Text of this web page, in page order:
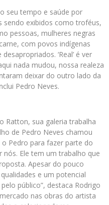
seu tempo e saúde por
sendo exibidos como troféus,
pessoas, mulheres negras
com povos indígenas
‘Real’ é ver
nada mudou, nossa realeza
deixar do outro lado da
Pedro Neves.
Ratton, sua galeria trabalha
de Pedro Neves chamou
Pedro para fazer parte do
Ele tem um trabalho que
Apesar do pouco
e um potencial
público”, destaca Rodrigo
nas obras do artista